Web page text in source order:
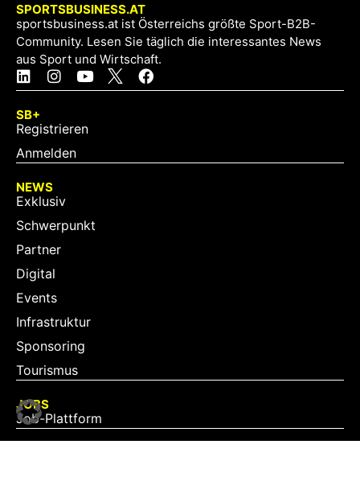
SPORTSBUSINESS.AT
sportsbusiness.at ist Österreichs größte Sport-B2B-
Community. Lesen Sie täglich die interessantes News
aus Sport und Wirtschaft.
SB+
Registrieren
Anmelden
NEWS
Exklusiv
Schwerpunkt
Partner
Digital
Events
Infrastruktur
Sponsoring
Tourismus
JOBS
Job-Plattform